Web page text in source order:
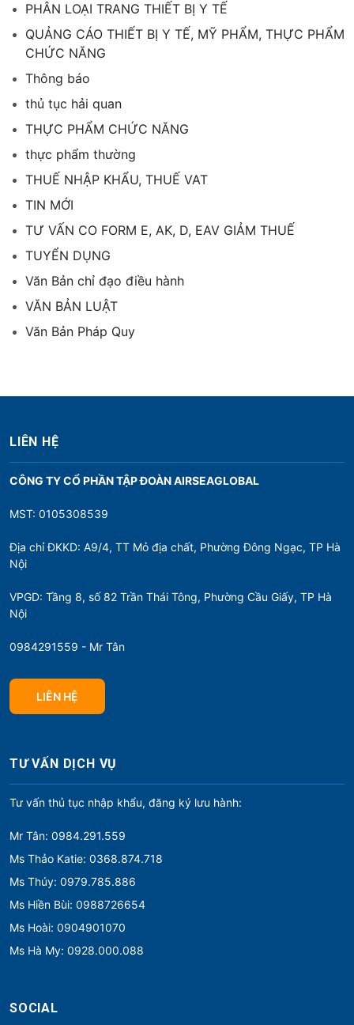
PHÂN LOẠI TRANG THIẾT BỊ Y TẾ
QUẢNG CÁO THIẾT BỊ Y TẾ, MỸ PHẨM, THỰC PHẨM
CHỨC NĂNG
Thông báo
thủ tục hải quan
THỰC PHẨM CHỨC NĂNG
thực phẩm thường
THUẾ NHẬP KHẨU, THUẾ VAT
TIN MỚI
TƯ VẤN CO FORM E, AK, D, EAV GIẢM THUẾ
TUYỂN DỤNG
Văn Bản chỉ đạo điều hành
VĂN BẢN LUẬT
Văn Bản Pháp Quy
LIÊN HỆ
CÔNG TY CỔ PHẦN TẬP ĐOÀN AIRSEAGLOBAL
MST: 0105308539
Địa chỉ ĐKKD: A9/4, TT Mỏ địa chất, Phường Đông Ngạc, TP Hà
Nội
VPGD: Tầng 8, số 82 Trần Thái Tông, Phường Cầu Giấy, TP Hà
Nội
0984291559 - Mr Tân
LIÊN HỆ
TƯ VẤN DỊCH VỤ
Tư vấn thủ tục nhập khẩu, đăng ký lưu hành:
Mr Tân: 0984.291.559
Ms Thảo Katie: 0368.874.718
Ms Thúy: 0979.785.886
Ms Hiền Bùi: 0988726654
Ms Hoài: 0904901070
Ms Hà My: 0928.000.088
SOCIAL